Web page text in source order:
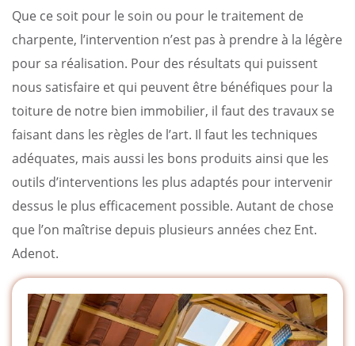
Que ce soit pour le soin ou pour le traitement de
charpente, l’intervention n’est pas à prendre à la légère
pour sa réalisation. Pour des résultats qui puissent
nous satisfaire et qui peuvent être bénéfiques pour la
toiture de notre bien immobilier, il faut des travaux se
faisant dans les règles de l’art. Il faut les techniques
adéquates, mais aussi les bons produits ainsi que les
outils d’interventions les plus adaptés pour intervenir
dessus le plus efficacement possible. Autant de chose
que l’on maîtrise depuis plusieurs années chez Ent.
Adenot.